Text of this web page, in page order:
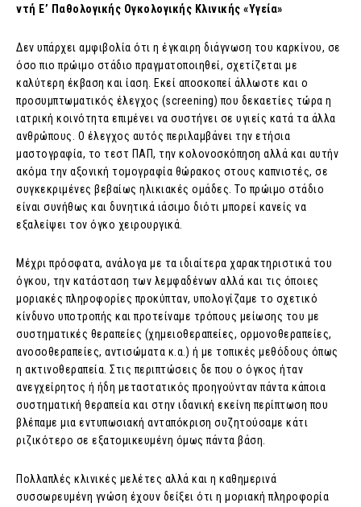
ντή Ε’ Παθολογικής Ογκολογικής Κλινικής «Υγεία»
Δεν υπάρχει αμφιβολία ότι η έγκαιρη διάγνωση του καρκίνου, σε
όσο πιο πρώιμο στάδιο πραγματοποιηθεί, σχετίζεται με
καλύτερη έκβαση και ίαση. Εκεί αποσκοπεί άλλωστε και ο
προσυμπτωματικός έλεγχος (screening) που δεκαετίες τώρα η
ιατρική κοινότητα επιμένει να συστήνει σε υγιείς κατά τα άλλα
ανθρώπους. Ο έλεγχος αυτός περιλαμβάνει την ετήσια
μαστογραφία, το τεστ ΠΑΠ, την κολονοσκόπηση αλλά και αυτήν
ακόμα την αξονική τομογραφία θώρακος στους καπνιστές, σε
συγκεκριμένες βεβαίως ηλικιακές ομάδες. Το πρώιμο στάδιο
είναι συνήθως και δυνητικά ιάσιμο διότι μπορεί κανείς να
εξαλείψει τον όγκο χειρουργικά.
Μέχρι πρόσφατα, ανάλογα με τα ιδιαίτερα χαρακτηριστικά του
όγκου, την κατάσταση των λεμφαδένων αλλά και τις όποιες
μοριακές πληροφορίες προκύπταν, υπολογίζαμε το σχετικό
κίνδυνο υποτροπής και προτείναμε τρόπους μείωσης του με
συστηματικές θεραπείες (χημειοθεραπείες, ορμονοθεραπείες,
ανοσοθεραπείες, αντισώματα κ.α.) ή με τοπικές μεθόδους όπως
η ακτινοθεραπεία. Στις περιπτώσεις δε που ο όγκος ήταν
ανεγχείρητος ή ήδη μεταστατικός προηγούνταν πάντα κάποια
συστηματική θεραπεία και στην ιδανική εκείνη περίπτωση που
βλέπαμε μια εντυπωσιακή ανταπόκριση συζητούσαμε κάτι
ριζικότερο σε εξατομικευμένη όμως πάντα βάση.
Πολλαπλές κλινικές μελέτες αλλά και η καθημερινά
συσσωρευμένη γνώση έχουν δείξει ότι η μοριακή πληροφορία